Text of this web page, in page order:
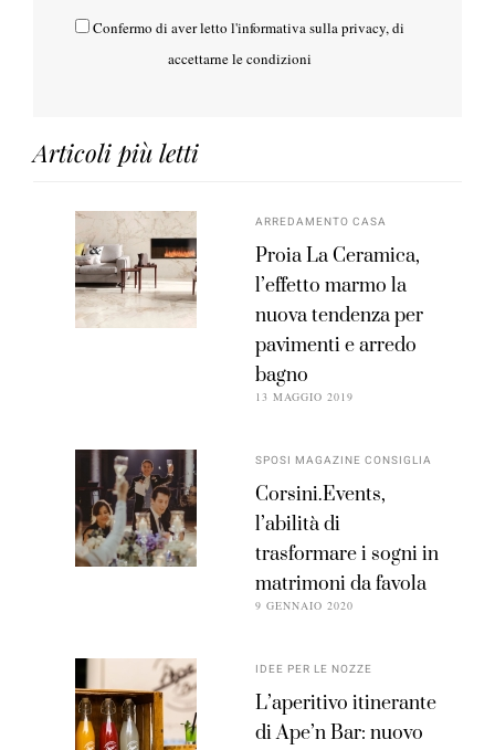
Confermo di aver letto l'informativa sulla privacy, di
accettarne le condizioni
Articoli più letti
ARREDAMENTO CASA
Proia La Ceramica,
l’effetto marmo la
nuova tendenza per
pavimenti e arredo
bagno
13 MAGGIO 2019
SPOSI MAGAZINE CONSIGLIA
Corsini.Events,
l’abilità di
trasformare i sogni in
matrimoni da favola
9 GENNAIO 2020
IDEE PER LE NOZZE
L’aperitivo itinerante
di Ape’n Bar: nuovo